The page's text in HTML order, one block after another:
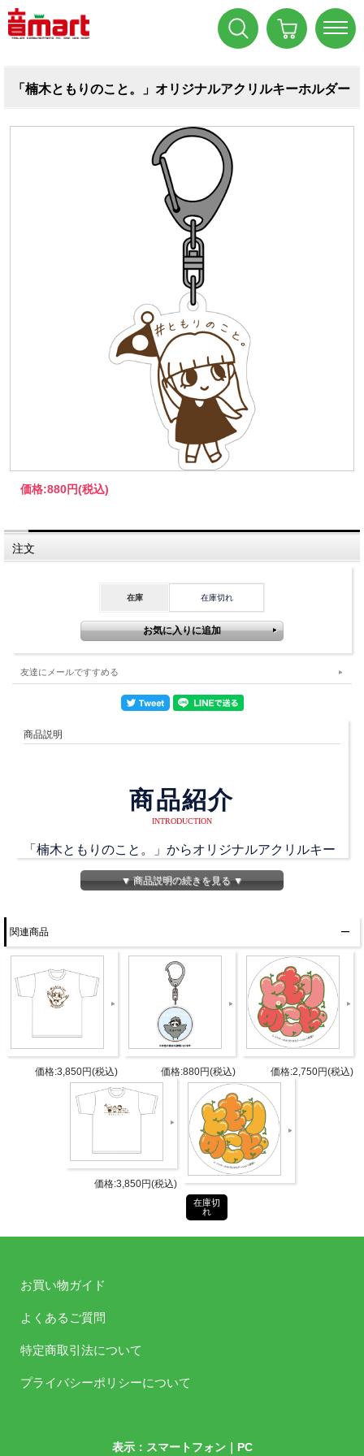
「楠木ともりのこと。」オリジナルアクリルキーホルダー
価格:880円(税込)
注文
在庫 在庫切れ
友達にメールですすめる
商品説明
商品紹介
INTRODUCTION
「楠木ともりのこと。」からオリジナルアクリルキー
ホルダーが登場！
ホルダーです。
ともりっ子の皆さんは絶対チェックしてくださいね！
商品詳細
DETAIL
2024年11月下旬
約50mm×50mm（金具含まず）
タブリエ・コミュニケーションズ株
式会社
タブリエ・コミュニケーションズ株
JANコ
号
GOODS-1230
▼ 商品説明の続きを見る ▼
関連商品
価格:3,850円(税込) 価格:880円(税込) 価格:2,750円(税込)
価格:3,850円(税込)
在庫切
れ
お買い物ガイド
よくあるご質問
特定商取引法について
プライバシーポリシーについて
表示：スマートフォン｜ PC